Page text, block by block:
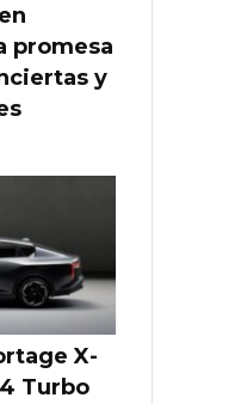
promesa
y
X-
Turbo